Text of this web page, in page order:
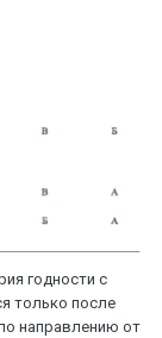
годности с
только после
направлению от